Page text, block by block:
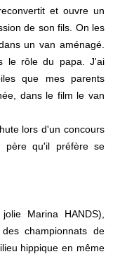
et ouvre un
de son fils. On les
un van aménagé.
le rôle du papa. J'ai
que mes parents
dans le film le van
lors d'un concours
père qu'il préfère se
Marina HANDS),
championnats de
hippique en même